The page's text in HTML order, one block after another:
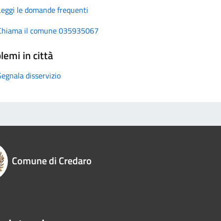
le domande frequenti
il comune 035935067
in città
disservizio
Comune di Credaro